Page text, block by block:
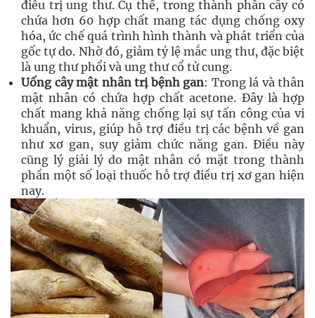
điều trị ung thư. Cụ thể, trong thành phần cây có
chứa hơn 60 hợp chất mang tác dụng chống oxy
hóa, ức chế quá trình hình thành và phát triển của
gốc tự do. Nhờ đó, giảm tỷ lệ mắc ung thư, đặc biệt
là ung thư phổi và ung thư cổ tử cung.
Uống cây mật nhân trị bệnh gan: Trong lá và thân
mật nhân có chứa hợp chất acetone. Đây là hợp
chất mang khả năng chống lại sự tấn công của vi
khuẩn, virus, giúp hỗ trợ điều trị các bệnh về gan
như xơ gan, suy giảm chức năng gan. Điều này
cũng lý giải lý do mật nhân có mặt trong thành
phần một số loại thuốc hỗ trợ điều trị xơ gan hiện
nay.